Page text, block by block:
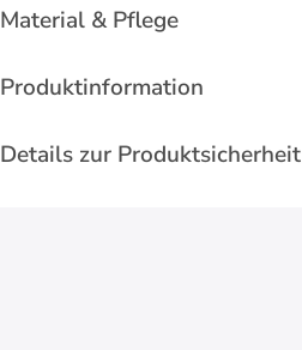
Material & Pflege
Produktinformation
Details zur Produktsicherheit